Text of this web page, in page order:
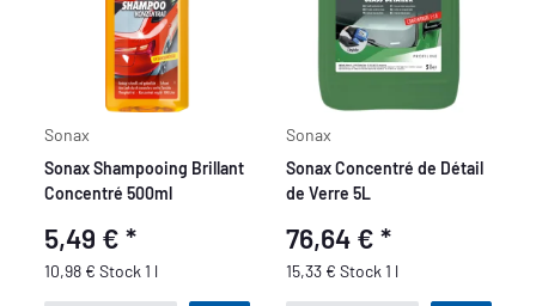
Sonax
Sonax Shampooing Brillant
Concentré 500ml
5,49 €*
10,98 € Stock 1 l
Sonax
Sonax Concentré de Détail
de Verre 5L
76,64 € *
15,33 € Stock 1 l